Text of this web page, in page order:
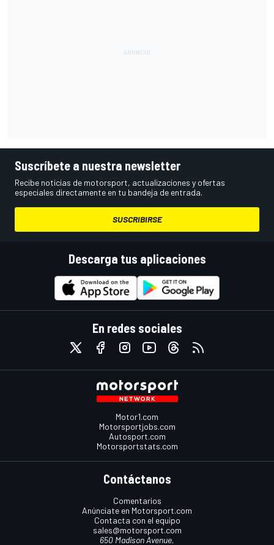
Suscríbete a nuestra newsletter
Recibe noticias de motorsport, actualizaciones y ofertas
especiales directamente en tu bandeja de entrada.
SUSCRIBIRSE
Descarga tus aplicaciones
En redes sociales
Motor1.com
Motorsportjobs.com
Autosport.com
Motorsportstats.com
Contáctanos
Comentarios
Anúnciate en Motorsport.com
Contacta con el equipo
sales@motorsport.com
650 Madison Avenue,